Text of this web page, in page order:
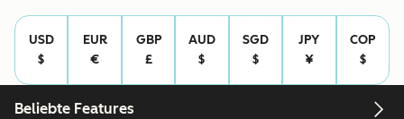
USD
$
EUR
€
GBP
£
AUD
$
SGD
$
JPY
¥
COP
$
Beliebte Features